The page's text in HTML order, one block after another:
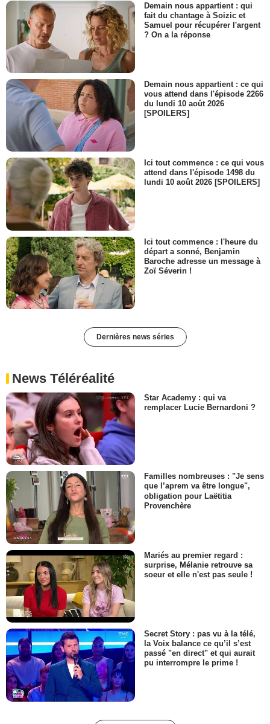
Demain nous appartient : qui
fait du chantage à Soizic et
Samuel pour récupérer l'argent
? On a la réponse
Demain nous appartient : ce qui
vous attend dans l'épisode 2266
du lundi 10 août 2026
[SPOILERS]
Ici tout commence : ce qui vous
attend dans l'épisode 1498 du
lundi 10 août 2026 [SPOILERS]
Ici tout commence : l'heure du
départ a sonné, Benjamin
Baroche adresse un message à
Zoï Séverin !
Dernières news séries
News Téléréalité
Star Academy : qui va
remplacer Lucie Bernardoni ?
Familles nombreuses : "Je sens
que l’aprem va être longue",
obligation pour Laëtitia
Provenchère
Mariés au premier regard :
surprise, Mélanie retrouve sa
soeur et elle n'est pas seule !
Secret Story : pas vu à la télé,
la Voix balance ce qu’il s’est
passé "en direct" et qui aurait
pu interrompre le prime !